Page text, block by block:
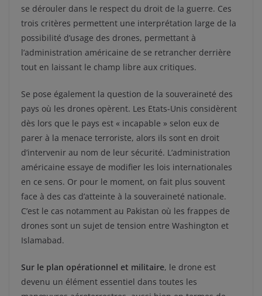
se dérouler dans le respect du droit de la guerre. Ces
trois critères permettent une interprétation large de la
possibilité d’usage des drones, permettant à
l’administration américaine de se retrancher derrière
tout en laissant le champ libre aux critiques.
Se pose également la question de la souveraineté des
pays où les drones opèrent. Les Etats-Unis considèrent
dès lors que le pays est « incapable » selon eux de
parer à la menace terroriste, alors ils sont en droit
d’intervenir au nom de leur sécurité. L’administration
américaine essaye de modifier les lois internationales
en ce sens. Or pour le moment, on fait plus souvent
face à des cas d’atteinte à la souveraineté nationale.
C’est le cas notamment au Pakistan où les frappes de
drones sont un sujet de tension entre Washington et
Islamabad.
Sur le plan opérationnel et militaire, le drone est
devenu un élément essentiel dans toutes les